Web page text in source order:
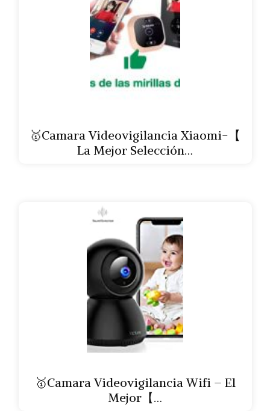
🥇Camara Videovigilancia Xiaomi-【
La Mejor Selección…
🥇Camara Videovigilancia Wifi – El
Mejor【…